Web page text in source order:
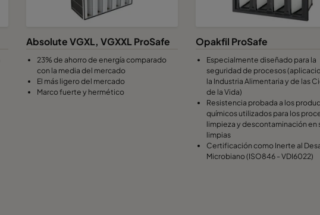
Absolute VGXL, VGXXL ProSafe
23% de ahorro de energía comparado
con la media del mercado
El más ligero del mercado
Marco fuerte y hermético
Opakfil ProSafe
Especialmente diseñado para la
seguridad de procesos
la Industria Alimentaria y de las
de la Vida)
Resistencia probada a los
químicos utilizados para los
limpieza y descontaminación en
limpias
Certificación como Inerte al
Microbiano (ISO846 - VDI6022)